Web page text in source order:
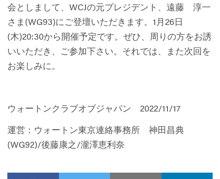
会としまして、WCJの元プレジデント、遠藤 淳一
さま(WG93)にご登壇いただきます。1月26日
(木)20:30から開催予定です。ぜひ、周りの方をお誘
いいただき、ご参加下さい。それでは、また次回を
お楽しみに。
ウォートンクラブオブジャパン 2022/11/17
運営：ウォートン東京連絡事務所 神田昌典
(WG92)/後藤康之/瀧澤恵利奈